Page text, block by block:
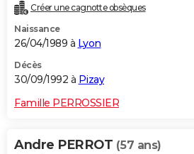
Créer une cagnotte obsèques
Naissance
26/04/1989 à Lyon
Décès
30/09/1992 à Pizay
Famille PERROSSIER
Andre PERROT (57 ans)